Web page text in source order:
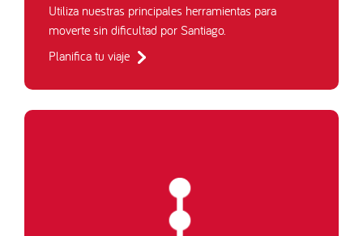
Utiliza nuestras principales herramientas para
moverte sin dificultad por Santiago.
Planifica tu viaje